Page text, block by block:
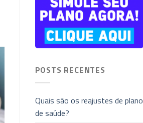
POSTS RECENTES
Quais são os reajustes de plano
de saúde?